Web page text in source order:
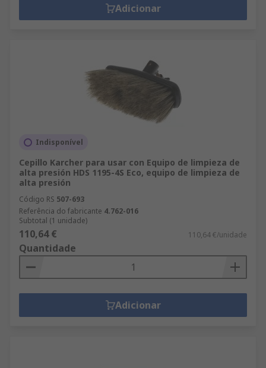
Adicionar
Indisponível
Cepillo Karcher para usar con Equipo de limpieza de
alta presión HDS 1195-4S Eco, equipo de limpieza de
alta presión
Código RS 507-693
Referência do fabricante 4.762-016
Subtotal (1 unidade)
110,64 € 110,64 €/unidade
Quantidade
Adicionar